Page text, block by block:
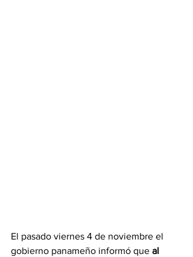
El pasado viernes 4 de noviembre el
gobierno panameño informó que al